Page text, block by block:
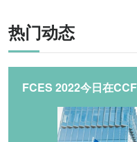
热门动态
FCES 2022今日在